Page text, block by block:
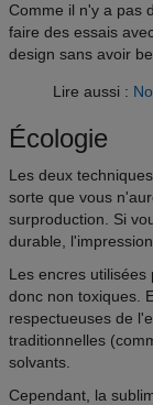
Comme il n'y a pas
faire des essais
design sans avoir
Lire aussi :
Écologie
Les deux
sorte que vous
surproduction. Si
durable,
Les encres utilisées
donc non toxiques.
respectueuses de
traditionnelles
solvants.
Cependant, la